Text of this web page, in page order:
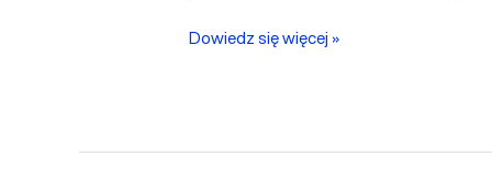
Dowiedz się więcej »